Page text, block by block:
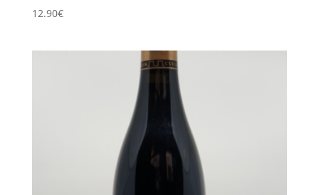
12.90€